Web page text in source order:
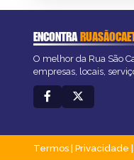
ENCONTRA
O melhor da Rua São
empresas, locais,
Termos Privacidade